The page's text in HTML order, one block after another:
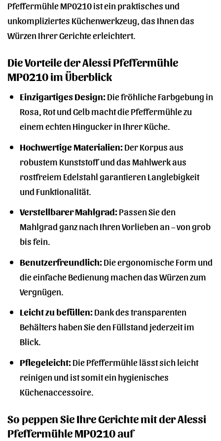
Pfeffermühle MP0210 ist ein praktisches und
unkompliziertes Küchenwerkzeug, das Ihnen das
Würzen Ihrer Gerichte erleichtert.
Die Vorteile der Alessi Pfeffermühle
MP0210 im Überblick
Einzigartiges Design:Die fröhliche Farbgebung in
Rosa, Rot und Gelb macht die Pfeffermühle zu
einem echten Hingucker in Ihrer Küche.
Hochwertige Materialien:Der Korpus aus
robustem Kunststoff und das Mahlwerk aus
rostfreiem Edelstahl garantieren Langlebigkeit
und Funktionalität.
Verstellbarer Mahlgrad:Passen Sie den
Mahlgrad ganz nach Ihren Vorlieben an – von grob
bis fein.
Benutzerfreundlich:Die ergonomische Form und
die einfache Bedienung machen das Würzen zum
Vergnügen.
Leicht zu befüllen:Dank des transparenten
Behälters haben Sie den Füllstand jederzeit im
Blick.
Pflegeleicht:Die Pfeffermühle lässt sich leicht
reinigen und ist somit ein hygienisches
Küchenaccessoire.
So peppen Sie Ihre Gerichte mit der Alessi
Pfeffermühle MP0210 auf